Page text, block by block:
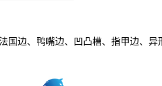
边、鸭嘴边、凹凸槽、指甲边、异